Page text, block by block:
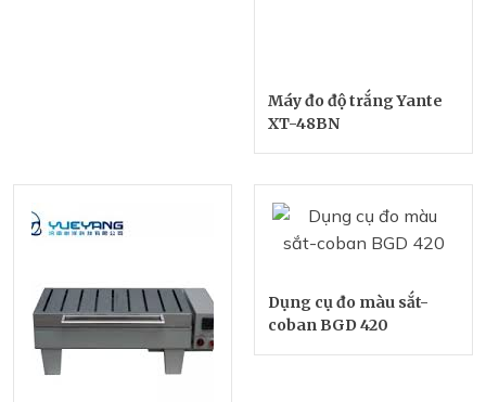
Máy đo độ trắng Yante
XT-48BN
Dụng cụ đo màu sắt-
coban BGD 420